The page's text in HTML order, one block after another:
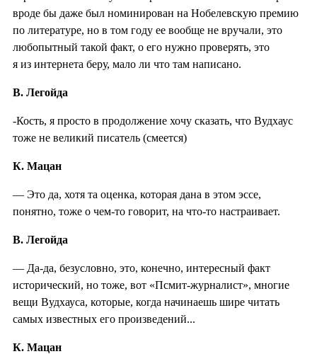
вроде бы даже был номинирован на Нобелевскую премию
по литературе, но в том году ее вообще не вручали, это
любопытный такой факт, о его нужно проверять, это
я из интернета беру, мало ли что там написано.
В. Легойда
-Кость, я просто в продолжение хочу сказать, что Вудхаус
тоже не великий писатель (смеется)
К. Мацан
— Это да, хотя та оценка, которая дана в этом эссе,
понятно, тоже о чем-то говорит, на что-то настраивает.
В. Легойда
— Да-да, безусловно, это, конечно, интересный факт
исторический, но тоже, вот «Псмит-журналист», многие
вещи Вудхауса, которые, когда начинаешь шире читать
самых известных его произведений...
К. Мацан